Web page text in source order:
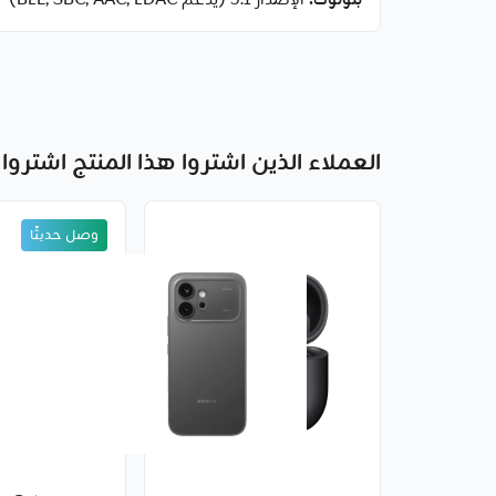
العملاء الذين اشتروا هذا المنتج
وصل حديثًا